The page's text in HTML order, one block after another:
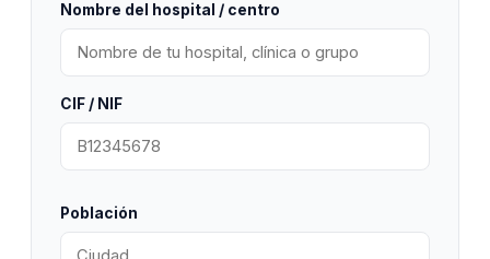
Nombre del hospital / centro
CIF / NIF
Población